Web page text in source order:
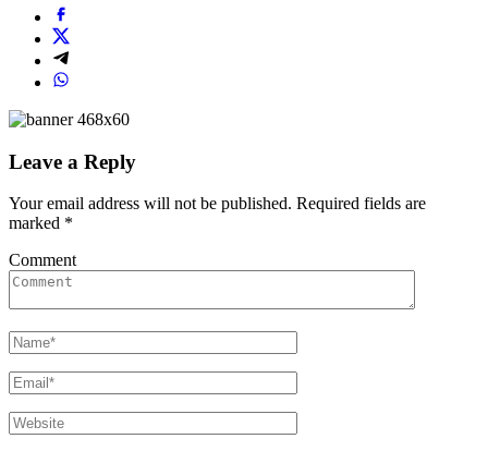
Leave a Reply
Your email address will not be published. Required fields are
marked *
Comment